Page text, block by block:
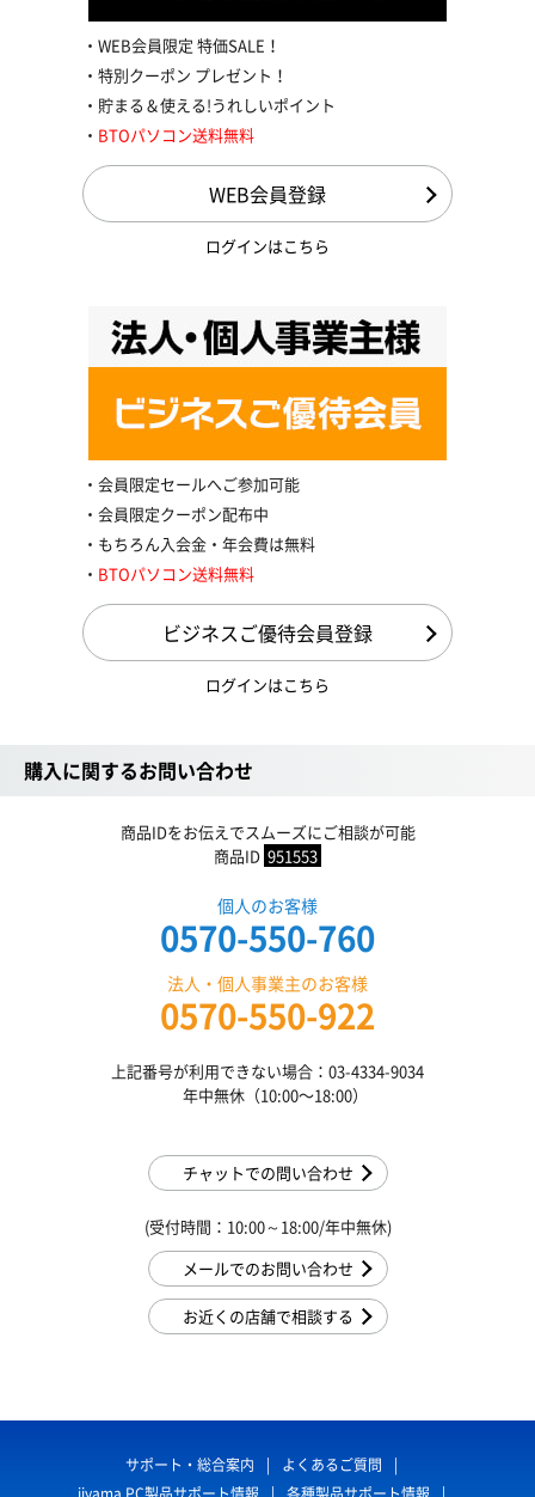
WEB会員限定 特価SALE！
特別クーポン プレゼント！
貯まる＆使える!うれしいポイント
BTOパソコン送料無料
WEB会員登録
ログインはこちら
会員限定セールへご参加可能
会員限定クーポン配布中
もちろん入会金・年会費は無料
BTOパソコン送料無料
ビジネスご優待会員登録
ログインはこちら
購入に関するお問い合わせ
商品IDをお伝えでスムーズにご相談が可能
商品ID 951553
個人のお客様
0570-550-760
法人・個人事業主のお客様
0570-550-922
上記番号が利用できない場合：03-4334-9034
年中無休（10:00〜18:00）
チャットでの問い合わせ
(受付時間：10:00～18:00/年中無休)
メールでのお問い合わせ
お近くの店舗で相談する
サポート・総合案内
よくあるご質問